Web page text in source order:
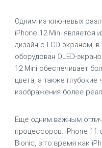
Одним из ключевых
iPhone 12 Mini является
дизайн с LCD-экраном,
оборудован OLED-
12 Mini обеспечивает
цвета, а также
изображения более
Еще одним важным
процессоров. iPhone
Bionic, в то время как